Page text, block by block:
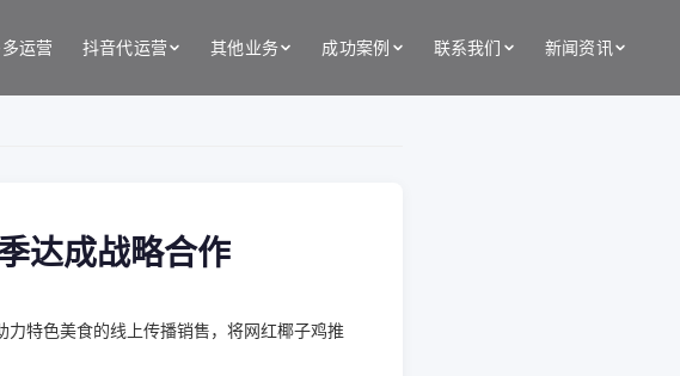
运营 抖音代运营 其他业务 成功案例 联系我们 新闻资讯
达成战略合作
特色美食的线上传播销售，将网红椰子鸡推